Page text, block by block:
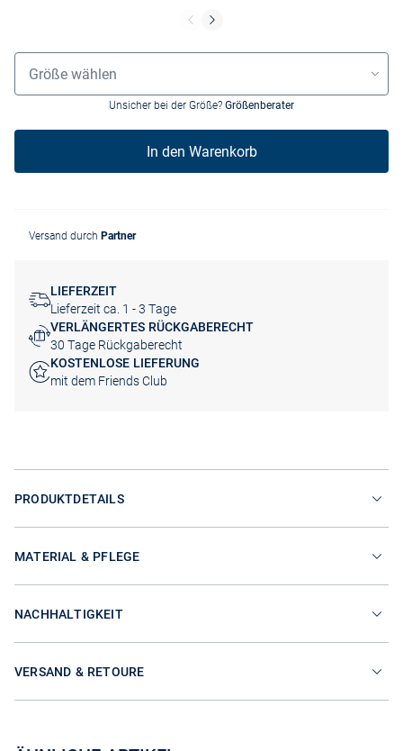
Größenauswahl
Größe wählen
Unsicher bei der Größe? Größenberater
In den Warenkorb
Versand durch Partner
LIEFERZEIT
Lieferzeit ca. 1 - 3 Tage
VERLÄNGERTES RÜCKGABERECHT
30 Tage Rückgaberecht
KOSTENLOSE LIEFERUNG
mit dem Friends Club
PRODUKTDETAILS
MATERIAL & PFLEGE
NACHHALTIGKEIT
VERSAND & RETOURE